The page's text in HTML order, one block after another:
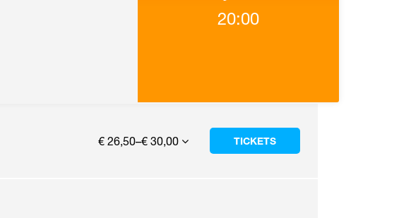
20:00
€ 26,50–€ 30,00 TICKETS